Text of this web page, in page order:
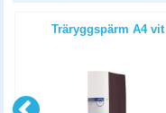
Träryggspärm A4 vit